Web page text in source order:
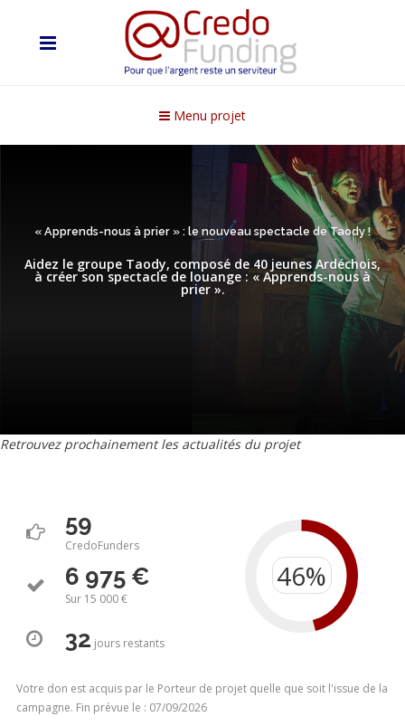
Menu projet
« Apprends-nous à prier » : le nouveau spectacle de Taody !
Aidez le groupe Taody, composé de 40 jeunes Ardéchois,
à créer son spectacle de louange : « Apprends-nous à
prier ».
Retrouvez prochainement les actualités du projet
59
CredoFunders
6 975 €
Sur 15 000 €
32 joursrestants
Votre don est acquis par le Porteur de projet quelle que soit l'issue de la
campagne. Fin prévue le : 07/09/2026